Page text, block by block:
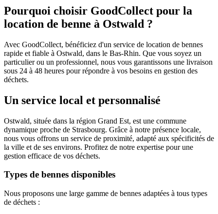
Pourquoi choisir GoodCollect pour la
location de benne à Ostwald ?
Avec GoodCollect, bénéficiez d'un service de location de bennes
rapide et fiable à Ostwald, dans le Bas-Rhin. Que vous soyez un
particulier ou un professionnel, nous vous garantissons une livraison
sous 24 à 48 heures pour répondre à vos besoins en gestion des
déchets.
Un service local et personnalisé
Ostwald, située dans la région Grand Est, est une commune
dynamique proche de Strasbourg. Grâce à notre présence locale,
nous vous offrons un service de proximité, adapté aux spécificités de
la ville et de ses environs. Profitez de notre expertise pour une
gestion efficace de vos déchets.
Types de bennes disponibles
Nous proposons une large gamme de bennes adaptées à tous types
de déchets :